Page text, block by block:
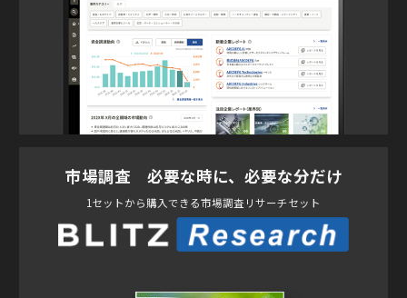
市場調査 必要な時に、必要な分だけ
1セットから購入できる市場調査リサーチセット